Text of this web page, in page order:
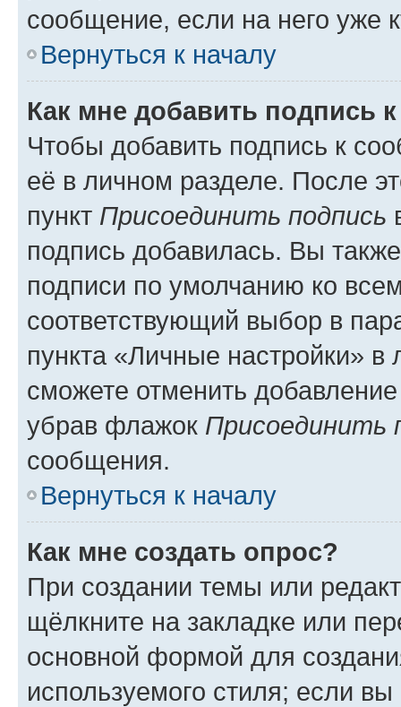
сообщение, если на него уже
Вернуться к началу
Как мне добавить подпись
Чтобы добавить подпись к
её в личном разделе. После
пункт Присоединить подпись
подпись добавилась. Вы
подписи по умолчанию ко
соответствующий выбор в
пункта «Личные настройки»
сможете отменить
убрав флажок Присоединить
сообщения.
Вернуться к началу
Как мне создать опрос?
При создании темы или
щёлкните на закладке или
основной формой для
используемого стиля; если